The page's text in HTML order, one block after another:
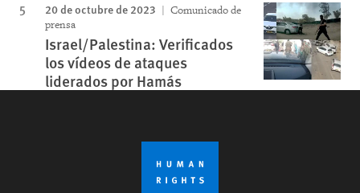
20 de octubre de 2023
Comunicado de
prensa
Israel/Palestina: Verificados
los vídeos de ataques
liderados por Hamás